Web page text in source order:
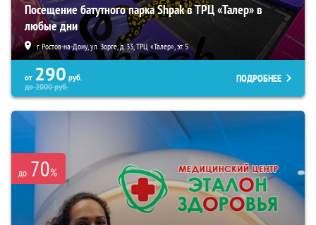
Посещение батутного парка Shpak в ТРЦ «Талер» в
любые дни
г. Ростов-на-Дону, ул. Зорге, д. 33, ТРЦ «Талер», эт. 5
от 290 руб.
до2000руб.
ПОДРОБНЕЕ
до 70%